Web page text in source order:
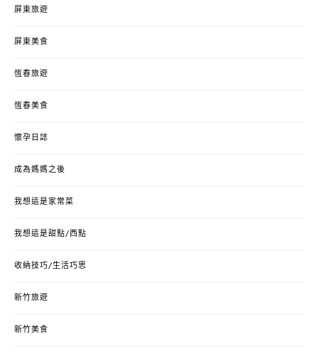
屏東旅遊
屏東美食
恆春旅遊
恆春美食
懷孕日誌
成為媽媽之後
我想這是家常菜
我想這是甜點/西點
收納技巧/生活巧思
新竹旅遊
新竹美食